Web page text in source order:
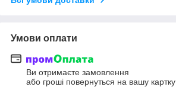
Умови оплати
Ви отримаєте замовлення
або гроші повернуться на вашу картку